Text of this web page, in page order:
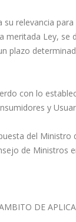
su relevancia
meritada Ley, se
plazo
con lo
y
del Ministro
de Ministros
DE